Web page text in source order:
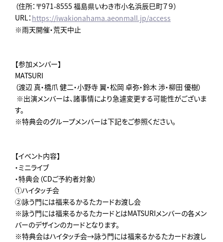
（住所：〒971-8555 福島県いわき市小名浜辰巳町７９）
URL： https://iwakionahama.aeonmall.jp/access
※雨天開催・荒天中止
【参加メンバー】
MATSURI
（渡辺 真・橋爪 健二・小野寺 翼・松岡 卓弥・鈴木 渉・柳田 優樹）
※出演メンバーは、諸事情により急遽変更する可能性がございま
す。
※特典会のグループメンバーは下記をご参照ください。
【イベント内容】
・ミニライブ
・特典会（CDご予約者対象）
①ハイタッチ会
②詠う門には福来るかるたカードお渡し会
※詠う門には福来るかるたカードとはMATSURIメンバーの各メン
バーのデザインのカードとなります。
※特典会はハイタッチ会→詠う門には福来るかるたカードお渡し